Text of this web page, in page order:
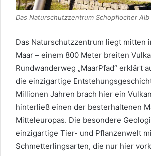
Das Naturschutzzentrum Schopflocher Alb
Das Naturschutzzentrum liegt mitten
Maar – einem 800 Meter breiten
Rundwanderweg „MaarPfad“ erklärt
die einzigartige
Millionen Jahren brach hier ein
hinterließ einen der besterhaltenen
Mitteleuropas. Die besondere
einzigartige Tier- und Pflanzenwelt
Schmetterlingsarten, die nur hier